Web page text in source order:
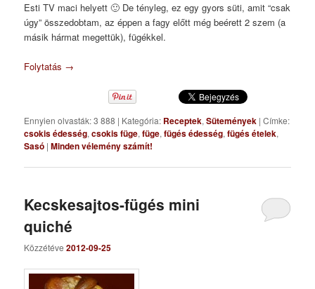
Esti TV maci helyett 🙂 De tényleg, ez egy gyors süti, amit “csak
úgy” összedobtam, az éppen a fagy előtt még beérett 2 szem (a
másik hármat megettük), fügékkel.
Folytatás →
Ennyien olvasták: 3 888 | Kategória: Receptek,Sütemények |Címke:
csokis édesség,csokis füge,füge,fügés édesség,fügés ételek,
Sasó |Minden vélemény számít!
Kecskesajtos-fügés mini
quiché
Közzétéve2012-09-25